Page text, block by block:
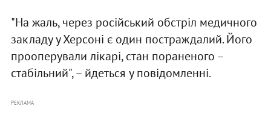
"На жаль, через російський обстріл медичного
закладу у Херсоні є один постраждалий. Його
прооперували лікарі, стан пораненого –
стабільний", – йдеться у повідомленні.
РЕКЛАМА